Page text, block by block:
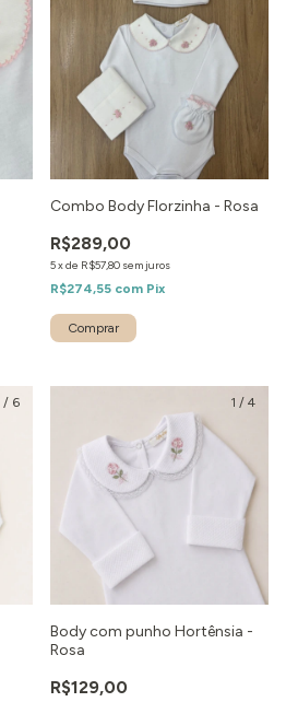
Combo Body Florzinha - Rosa
R$289,00
5xde R$57,80 sem juros
R$274,55 com Pix
/ 6 1 / 4
Body com punho Hortênsia -
Rosa
R$129,00